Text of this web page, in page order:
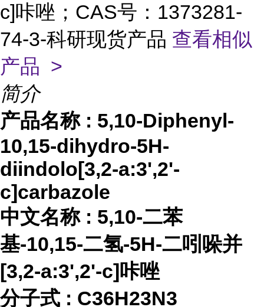
c]咔唑；CAS号：1373281-
74-3-科研现货产品 查看相似
产品 >
简介
产品名称 : 5,10-Diphenyl-
10,15-dihydro-5H-
diindolo[3,2-a:3',2'-
c]carbazole
中文名称 : 5,10-二苯
基-10,15-二氢-5H-二吲哚并
[3,2-a:3',2'-c]咔唑
分子式 : C36H23N3